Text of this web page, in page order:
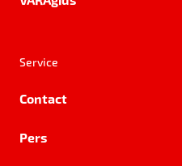
Service
Contact
Pers